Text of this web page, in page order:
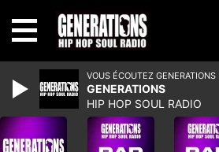
VOUS ÉCOUTEZ GENERATIONS
GENERATIONS
HIP HOP SOUL RADIO